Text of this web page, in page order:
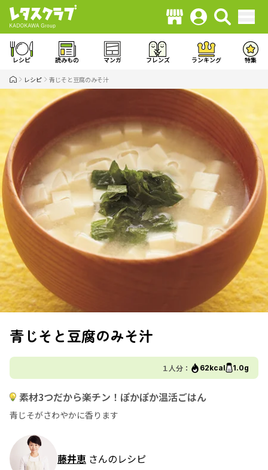
レシピ 読みもの マンガ フレンズ ランキング 特集
レシピ 青じそと豆腐のみそ汁
青じそと豆腐のみそ汁
１人分： 62kcal 1.0g
素材3つだから楽チン！ぽかぽか温活ごはん
青じそがさわやかに香ります
藤井恵 さんのレシピ